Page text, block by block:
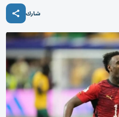
شارك